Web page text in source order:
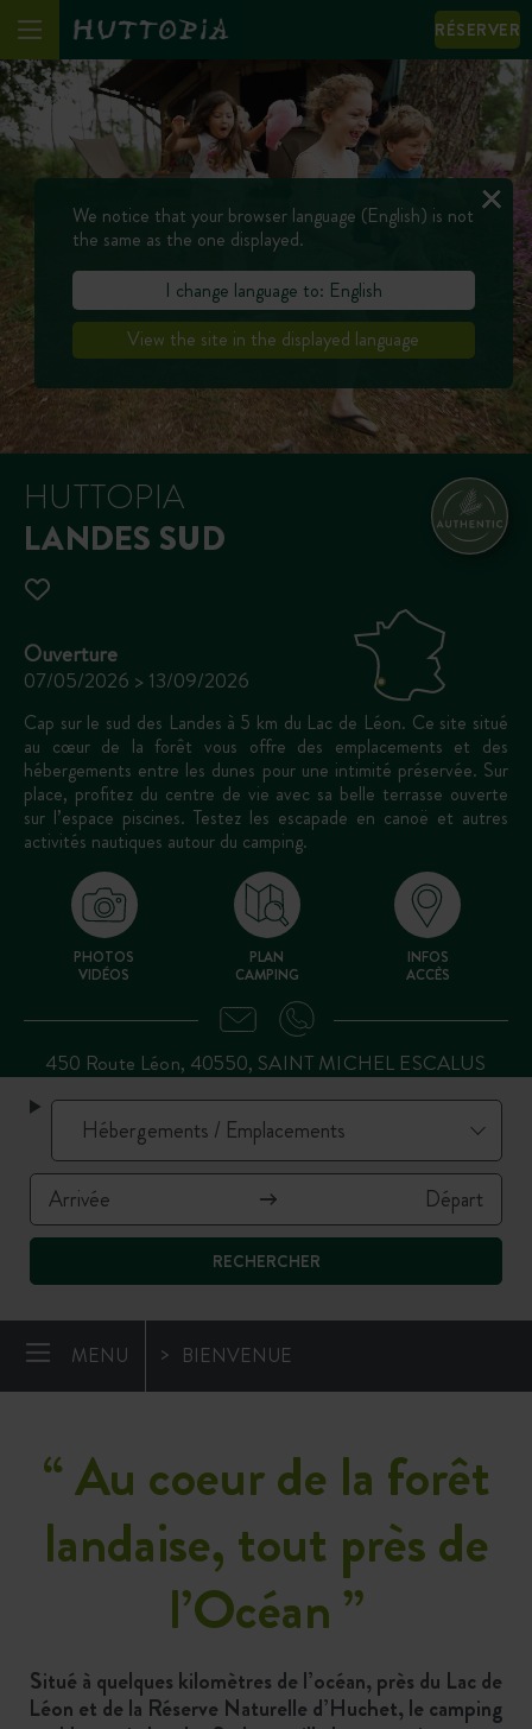
RÉSERVER
RECHERCHER
HUTTOPIA
LANDES SUD
Ouverture
07/05/2026 > 13/09/2026
Cap sur le sud des Landes à 5 km du Lac de Léon. Ce site situé
au cœur de la forêt vous offre des emplacements et des
hébergements entre les dunes pour une intimité préservée. Sur
place, profitez du centre de vie avec sa belle terrasse ouverte
sur l’espace piscines. Testez les escapade en canoë et autres
activités nautiques autour du camping.
PHOTOS
VIDÉOS
PLAN
CAMPING
INFOS
ACCÈS
450 Route Léon, 40550, SAINT MICHEL ESCALUS
MENU BIENVENUE
“Au coeur de la forêt
landaise, tout près de
l’Océan ”
Situé à quelques kilomètres de l’océan, près du Lac de
Léon et de la Réserve Naturelle d’Huchet, le camping
We notice that your browser language (English) is not
the same as the one displayed.
I change language to: English
View the site in the displayed language